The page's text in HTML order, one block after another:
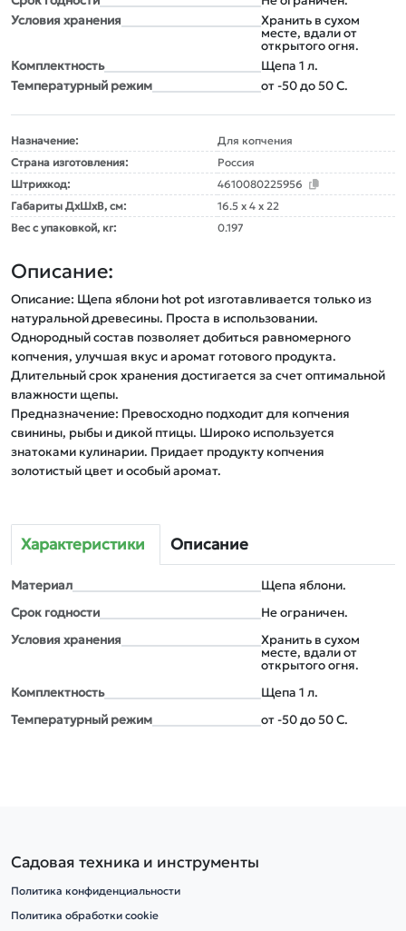
Условия хранения
Хранить в сухом
месте, вдали от
открытого огня.
Комплектность
Щепа 1 л.
Температурный режим
от -50 до 50 С.
Назначение:
Для копчения
Страна изготовления:
Россия
Штрихкод:
4610080225956
Габариты ДxШxВ, см:
16.5 x 4 x 22
Вес с упаковкой, кг:
0.197
Описание:
Описание: Щепа яблони hot pot изготавливается только из
натуральной древесины. Проста в использовании.
Однородный состав позволяет добиться равномерного
копчения, улучшая вкус и аромат готового продукта.
Длительный срок хранения достигается за счет оптимальной
влажности щепы.
Предназначение: Превосходно подходит для копчения
свинины, рыбы и дикой птицы. Широко используется
знатоками кулинарии. Придает продукту копчения
золотистый цвет и особый аромат.
Характеристики Описание
Материал
Щепа яблони.
Срок годности
Не ограничен.
Условия хранения
Хранить в сухом
месте, вдали от
открытого огня.
Комплектность
Щепа 1 л.
Температурный режим
от -50 до 50 С.
Садовая техника и инструменты
Политика конфиденциальности
Политика обработки cookie